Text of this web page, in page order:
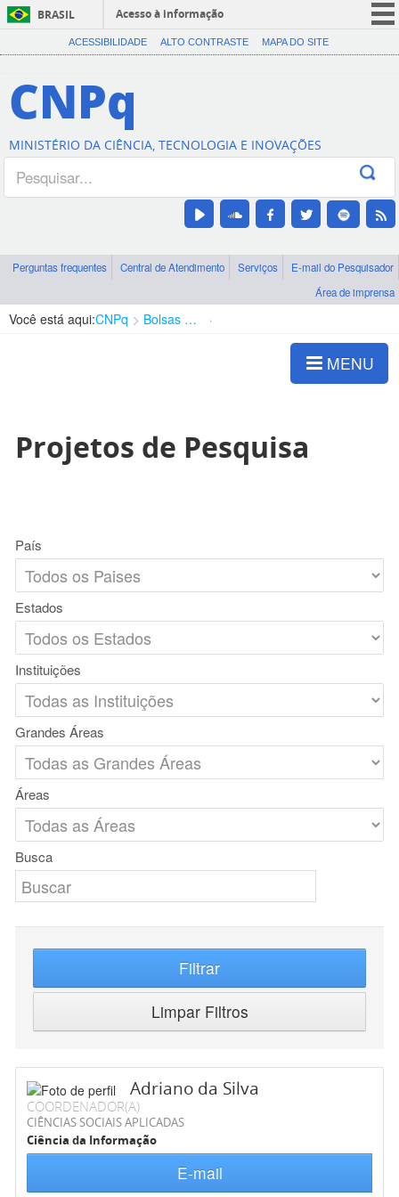
BRASIL
Acesso à informação
CORONAVÍRUS (COVID-19)
Canais
ACESSIBILIDADE ALTO CONTRASTE MAPA DO SITE
CNPq
MINISTÉRIO DA CIÊNCIA, TECNOLOGIA E INOVAÇÕES
Perguntas frequentes Central de Atendimento Serviços
E-mail do Pesquisador
Área de imprensa
Você está aqui:CNPq Bolsas e Auxílios Vigentes
MENU
Projetos de Pesquisa
País
Estados
Instituições
Grandes Áreas
Áreas
Busca
Filtrar
Limpar Filtros
Adriano da Silva
COORDENADOR(A)
CIÊNCIAS SOCIAIS APLICADAS
Ciência da Informação
E-mail